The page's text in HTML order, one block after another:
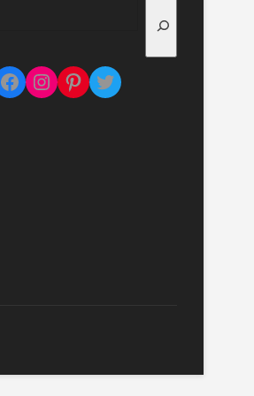
Facebook
Instagram
Pinterest
Twitter